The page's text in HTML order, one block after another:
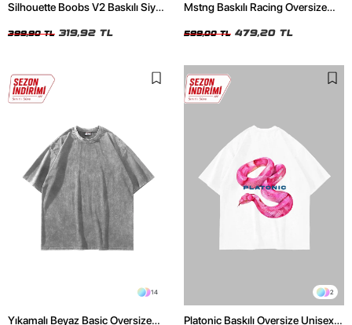
Silhouette Boobs V2 Baskılı Siyah
399,90 TL 319,92 TL
Mstng Baskılı Racing Oversize
599,00 TL 479,20 TL
14
Yıkamalı Beyaz Basic Oversize
2
Platonic Baskılı Oversize Unisex